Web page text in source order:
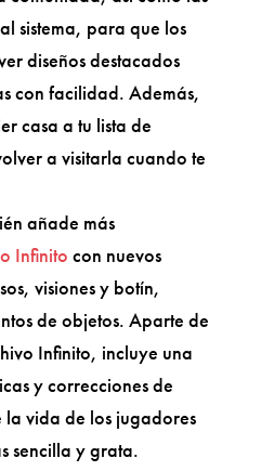
sistema, para que los
diseños destacados
con facilidad. Además,
casa a tu lista de
a visitarla cuando te
añade más
Infinito con nuevos
visiones y botín,
de objetos. Aparte de
Infinito, incluye una
y correcciones de
vida de los jugadores
sencilla y grata.